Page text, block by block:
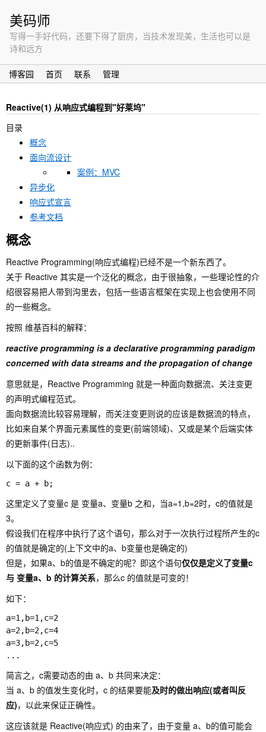
美码师
写得一手好代码，还要下得了厨房，当技术发现美，生活也可以是
诗和远方
博客园 首页 联系 管理
Reactive(1) 从响应式编程到"好莱坞"
目录
概念
面向流设计
案例：MVC
异步化
响应式宣言
参考文档
概念
Reactive Programming(响应式编程)已经不是一个新东西了。
关于 Reactive 其实是一个泛化的概念，由于很抽象，一些理论性的介
绍很容易把人带到沟里去，包括一些语言框架在实现上也会使用不同
的一些概念。
按照 维基百科的解释：
reactive programming is a declarative programming paradigm
concerned with data streams and the propagation of change
意思就是，Reactive Programming 就是一种面向数据流、关注变更
的声明式编程范式。
面向数据流比较容易理解，而关注变更则说的应该是数据流的特点，
比如来自某个界面元素属性的变更(前端领域)、又或是某个后端实体
的更新事件(日志)..
以下面的这个函数为例：
这里定义了变量c 是 变量a、变量b 之和，当a=1,b=2时，c的值就是
3。
假设我们在程序中执行了这个语句，那么对于一次执行过程所产生的c
的值就是确定的(上下文中的a、b变量也是确定的)
但是，如果a、b的值是不确定的呢？即这个语句仅仅是定义了变量c
与 变量a、b 的计算关系，那么c 的值就是可变的！
如下：
a=1,b=1,c=2
a=2,b=2,c=4
a=3,b=2,c=5
简言之，c需要动态的由 a、b 共同来决定：
当 a、b 的值发生变化时，c 的结果要能及时的做出响应(或者叫反
应)，以此来保证正确性。
这应该就是 Reactive(响应式) 的由来了，由于变量 a、b的值可能会